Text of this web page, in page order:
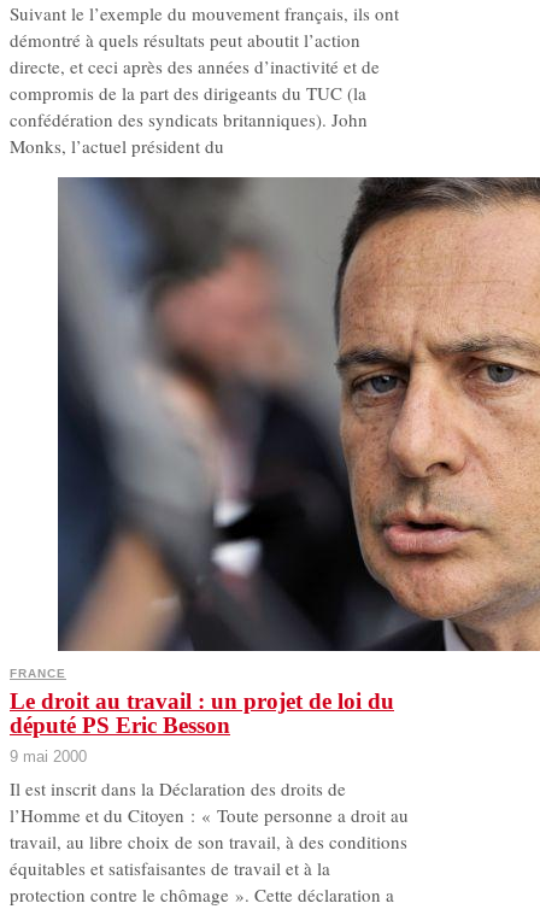
Suivant le l’exemple du mouvement français, ils ont
démontré à quels résultats peut aboutit l’action
directe, et ceci après des années d’inactivité et de
compromis de la part des dirigeants du TUC (la
confédération des syndicats britanniques). John
Monks, l’actuel président du
FRANCE
Le droit au travail : un projet de loi du
député PS Eric Besson
9 mai 2000
Il est inscrit dans la Déclaration des droits de
l’Homme et du Citoyen : « Toute personne a droit au
travail, au libre choix de son travail, à des conditions
équitables et satisfaisantes de travail et à la
protection contre le chômage ». Cette déclaration a